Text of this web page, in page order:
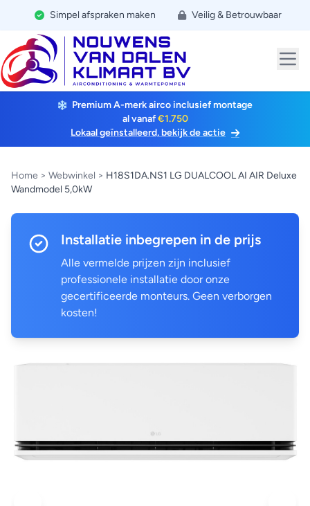
Simpel afspraken maken Veilig & Betrouwbaar
Premium A-merk airco inclusief montage
al vanaf€1.750
Lokaal geïnstalleerd, bekijk de actie
Home > Webwinkel > H18S1DA.NS1 LG DUALCOOL AI AIR Deluxe
Wandmodel 5,0kW
Installatie inbegrepen in de prijs
Alle vermelde prijzen zijn inclusief
professionele installatie door onze
gecertificeerde monteurs. Geen verborgen
kosten!